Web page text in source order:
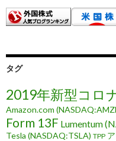
タグ
2019年新型コロ
Amazon.com
Form 13F Lumentum
Tesla (NASDAQ:TSLA) TPP